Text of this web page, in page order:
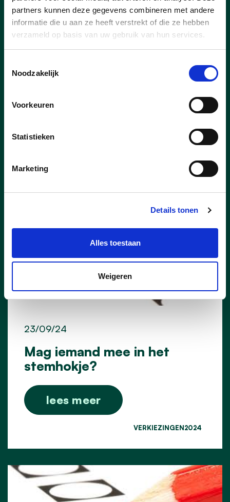
partners kunnen deze gegevens combineren met andere
informatie die u aan ze heeft verstrekt of die ze hebben
verzameld op basis van uw gebruik van hun services.
Noodzakelijk
Voorkeuren
Statistieken
Marketing
Details tonen
Alles toestaan
Weigeren
Fietsveiligheid Achterdreef
Met de CD&V – fractie hebben we reeds
VEILIGOPWEGINLAARNE
Mag iemand mee in het
stemhokje?
23/09/24
lees meer
VERKIEZINGEN2024